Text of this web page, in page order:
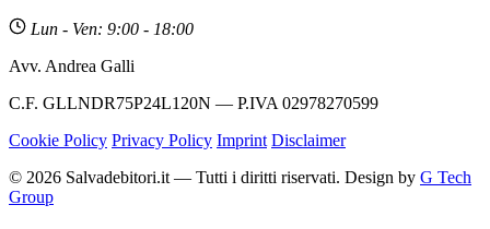
Lun - Ven: 9:00 - 18:00
Avv. Andrea Galli
C.F. GLLNDR75P24L120N — P.IVA 02978270599
Cookie Policy Privacy Policy Imprint Disclaimer
© 2026 Salvadebitori.it — Tutti i diritti riservati. Design by G Tech
Group